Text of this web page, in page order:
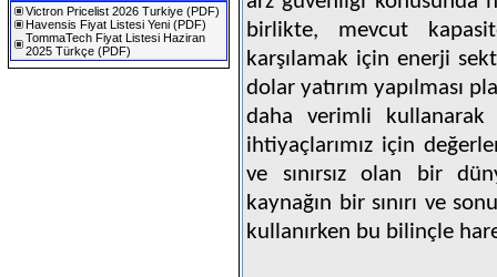
Victron Pricelist 2026 Turkiye (PDF)
Havensis Fiyat Listesi Yeni (PDF)
TommaTech Fiyat Listesi Haziran
2025 Türkçe (PDF)
birlikte, mevcut
karşılamak için enerji
dolar yatırım yapılması
daha verimli kullanarak
ihtiyaçlarımız için
ve sınırsız olan bir
kaynağın bir sınırı ve
kullanırken bu bilinçle